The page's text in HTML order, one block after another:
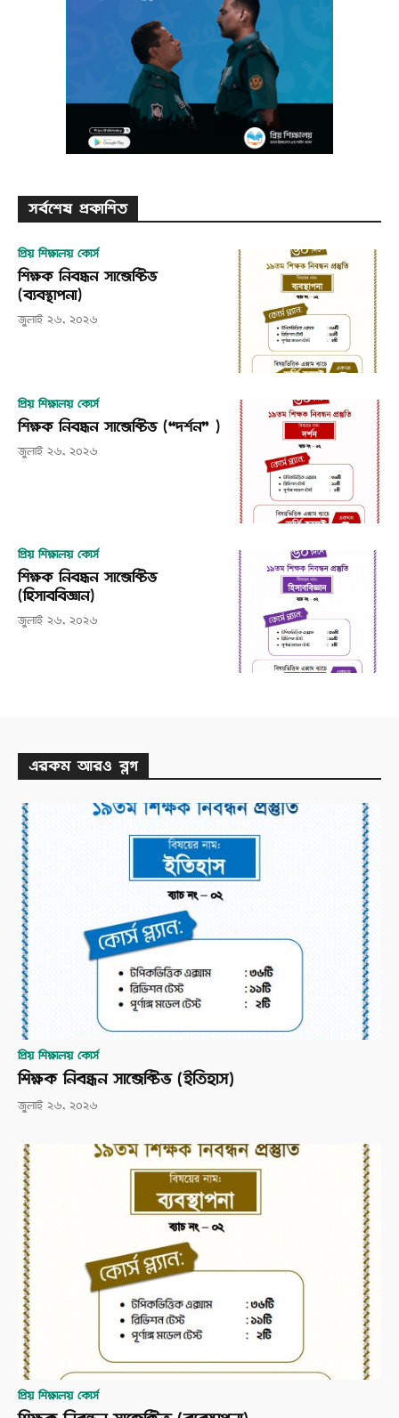
সর্বশেষ প্রকাশিত
প্রিয় শিক্ষালয় কোর্স
শিক্ষক নিবন্ধন সাব্জেক্টিভ
(ব্যবস্থাপনা)
জুলাই ২৬, ২০২৬
প্রিয় শিক্ষালয় কোর্স
শিক্ষক নিবন্ধন সাব্জেক্টিভ (“দর্শন” )
জুলাই ২৬, ২০২৬
প্রিয় শিক্ষালয় কোর্স
শিক্ষক নিবন্ধন সাব্জেক্টিভ
(হিসাববিজ্ঞান)
জুলাই ২৬, ২০২৬
এরকম আরও ব্লগ
প্রিয় শিক্ষালয় কোর্স
শিক্ষক নিবন্ধন সাব্জেক্টিভ (ইতিহাস)
জুলাই ২৬, ২০২৬
প্রিয় শিক্ষালয় কোর্স